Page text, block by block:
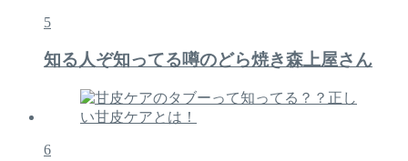
5
知る人ぞ知ってる噂のどら焼き森上屋さん
6